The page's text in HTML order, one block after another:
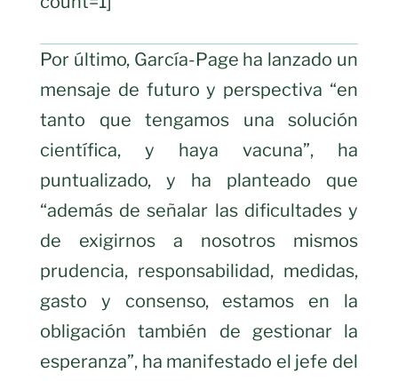
Por último, García-Page ha lanzado un
mensaje de futuro y perspectiva “en
tanto que tengamos una solución
científica, y haya vacuna”, ha
puntualizado, y ha planteado que
“además de señalar las dificultades y
de exigirnos a nosotros mismos
prudencia, responsabilidad, medidas,
gasto y consenso, estamos en la
obligación también de gestionar la
esperanza”, ha manifestado el jefe del